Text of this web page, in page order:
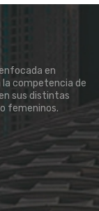
en
la competencia de
sus distintas
femeninos.